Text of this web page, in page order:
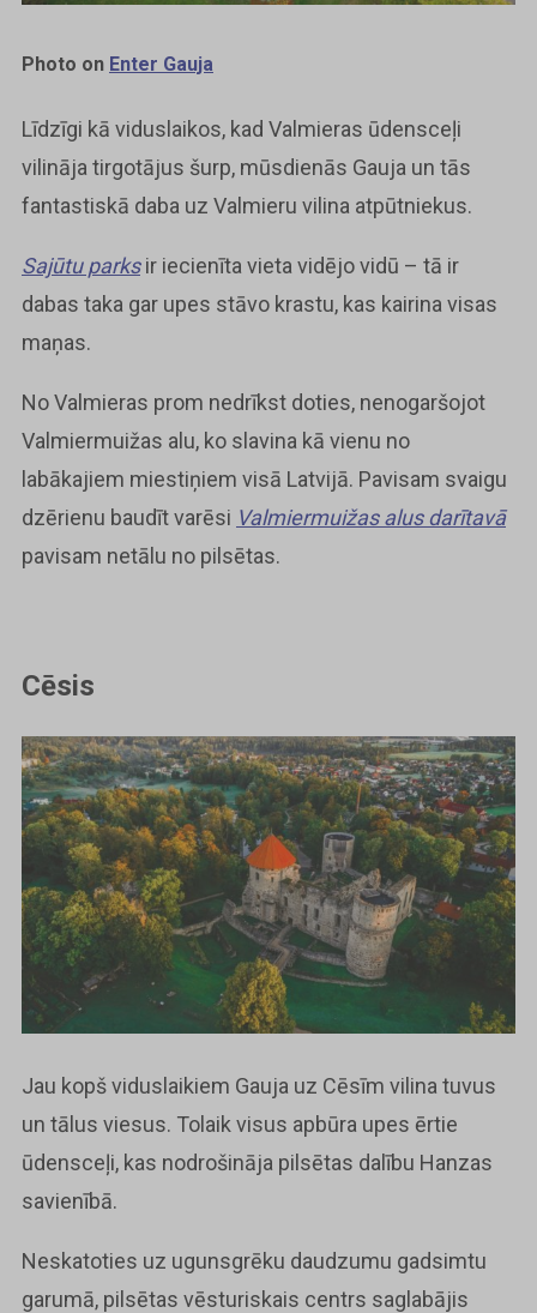
Photo on Enter Gauja
Līdzīgi kā viduslaikos, kad Valmieras ūdensceļi
vilināja tirgotājus šurp, mūsdienās Gauja un tās
fantastiskā daba uz Valmieru vilina atpūtniekus.
Sajūtu parksir iecienīta vieta vidējo vidū – tā ir
dabas taka gar upes stāvo krastu, kas kairina visas
maņas.
No Valmieras prom nedrīkst doties, nenogaršojot
Valmiermuižas alu, ko slavina kā vienu no
labākajiem miestiņiem visā Latvijā. Pavisam svaigu
dzērienu baudīt varēsi Valmiermuižas alus darītavā
pavisam netālu no pilsētas.
Cēsis
Jau kopš viduslaikiem Gauja uz Cēsīm vilina tuvus
un tālus viesus. Tolaik visus apbūra upes ērtie
ūdensceļi, kas nodrošināja pilsētas dalību Hanzas
savienībā.
Neskatoties uz ugunsgrēku daudzumu gadsimtu
garumā, pilsētas vēsturiskais centrs saglabājis